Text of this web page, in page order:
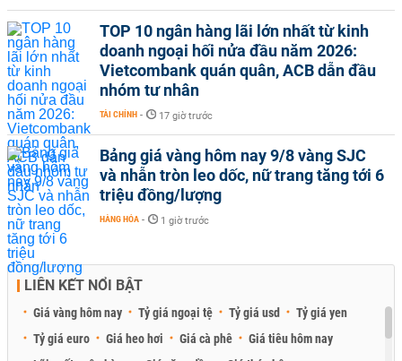
TOP 10 ngân hàng lãi lớn nhất từ kinh
doanh ngoại hối nửa đầu năm 2026:
Vietcombank quán quân, ACB dẫn đầu
nhóm tư nhân
TÀI CHÍNH - 17 giờ trước
Bảng giá vàng hôm nay 9/8 vàng SJC
và nhẫn tròn leo dốc, nữ trang tăng tới 6
triệu đồng/lượng
HÀNG HÓA - 1 giờ trước
LIÊN KẾT NỔI BẬT
Giá vàng hôm nay Tỷ giá ngoại tệ Tỷ giá usd
Tỷ giá yen
Tỷ giá euro
Giá heo hơi Giá cà phê
Giá tiêu hôm nay